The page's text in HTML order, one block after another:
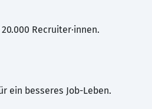
Recruiter·innen.
ein besseres Job-Leben.